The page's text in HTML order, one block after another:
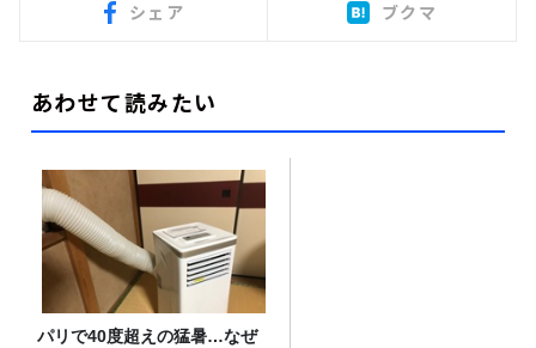
シェア ブクマ
あわせて読みたい
パリで40度超えの猛暑…なぜ